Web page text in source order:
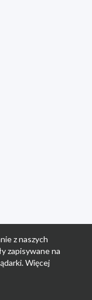
z naszych
zapisywane na
Więcej